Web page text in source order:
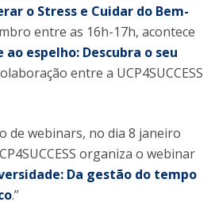
o Stress e Cuidar do Bem-
entre as 16h-17h, acontece
ao espelho: Descubra o seu
entre a UCP4SUCCESS
de webinars, no dia 8 janeiro
organiza o webinar
Da gestão do tempo
.”